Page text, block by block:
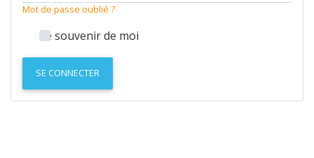
Mot de passe oublié ?
Se souvenir de moi
SE CONNECTER